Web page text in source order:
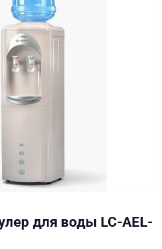
для воды LC-AEL-